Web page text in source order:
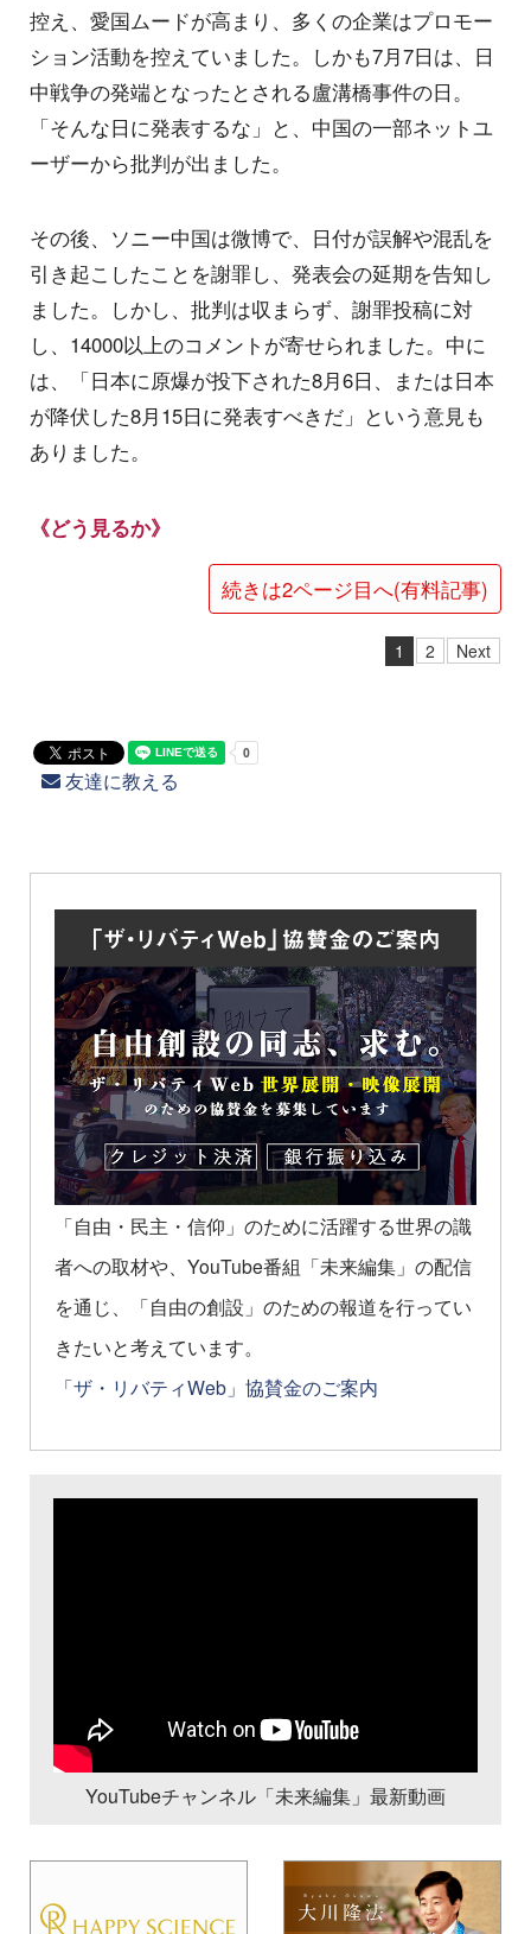
控え、愛国ムードが高まり、多くの企業はプロモー
ション活動を控えていました。しかも7月7日は、日
中戦争の発端となったとされる盧溝橋事件の日。
「そんな日に発表するな」と、中国の一部ネットユ
ーザーから批判が出ました。
その後、ソニー中国は微博で、日付が誤解や混乱を
引き起こしたことを謝罪し、発表会の延期を告知し
ました。しかし、批判は収まらず、謝罪投稿に対
し、14000以上のコメントが寄せられました。中に
は、「日本に原爆が投下された8月6日、または日本
が降伏した8月15日に発表すべきだ」という意見も
ありました。
《どう見るか》
続きは2ページ目へ(有料記事)
1 2 Next
友達に教える
「自由・民主・信仰」のために活躍する世界の識
者への取材や、YouTube番組「未来編集」の配信
を通じ、「自由の創設」のための報道を行ってい
きたいと考えています。
「ザ・リバティWeb」協賛金のご案内
YouTubeチャンネル「未来編集」最新動画